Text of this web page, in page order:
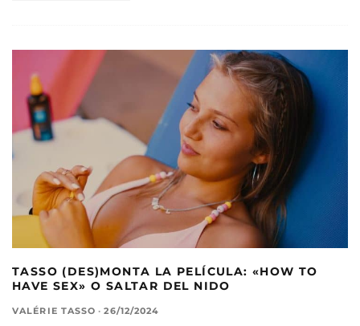
TASSO (DES)MONTA LA PELÍCULA: «HOW TO
HAVE SEX» O SALTAR DEL NIDO
VALÉRIE TASSO · 26/12/2024